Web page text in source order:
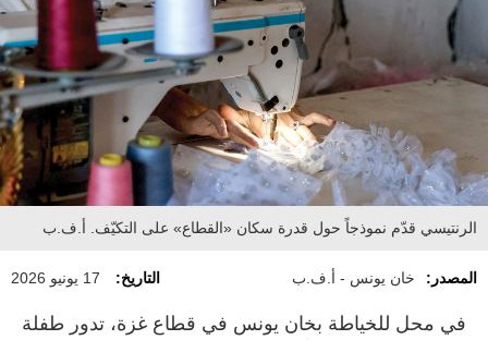
الرنتيسي قدّم نموذجاً حول قدرة سكان «القطاع» على التكيّف. أ.ف.ب
المصدر: خان يونس - أ.ف.ب التاريخ: 17 يونيو 2026
في محل للخياطة بخان يونس في قطاع غزة، تدور طفلة